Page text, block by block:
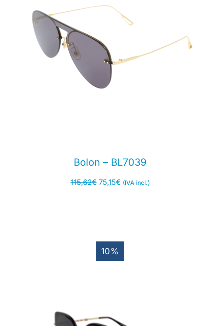
Bolon – BL7039
115,62€ 75,15€ (IVA incl.)
10%